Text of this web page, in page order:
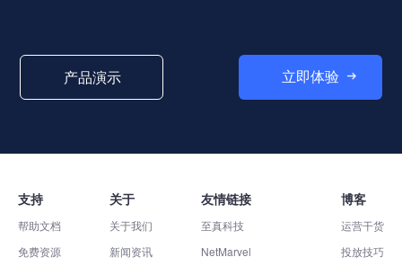
产品演示 立即体验
支持
帮助文档
免费资源
关于
关于我们
新闻资讯
友情链接
至真科技
NetMarvel
博客
运营干货
投放技巧